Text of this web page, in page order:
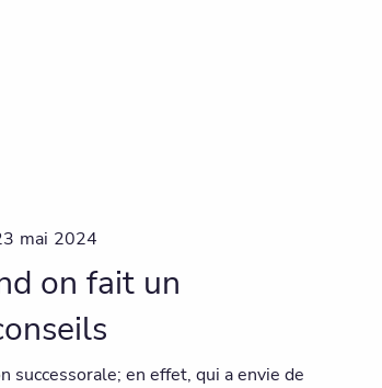
mai 2024
on fait un
successorale; en effet, qui a envie de